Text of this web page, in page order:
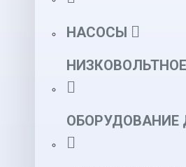
НАСОСЫ
ОБОРУДОВАНИЕ